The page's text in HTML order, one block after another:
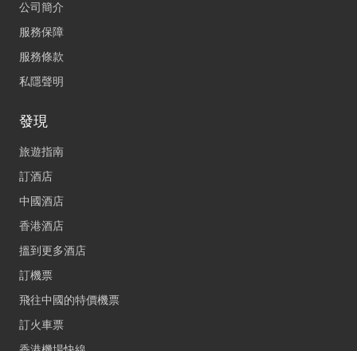
公司簡介
服務保障
服務條款
私隱聲明
發現
旅遊指南
訂酒店
中國酒店
香港酒店
搵到更多酒店
訂機票
飛往中國的特價機票
訂火車票